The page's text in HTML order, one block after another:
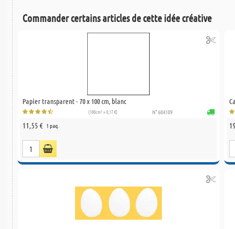
Commander certains articles de cette idée créative
Papier transparent - 70 x 100 cm, blanc
(100cm² = 0,17 €) N° 604109
11,55 € 1 paq.